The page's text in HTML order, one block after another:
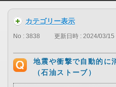
カテゴリー表示
No : 3838 更新日時 : 2024/03/15
地震や衝撃で自動的に
（石油ストーブ）